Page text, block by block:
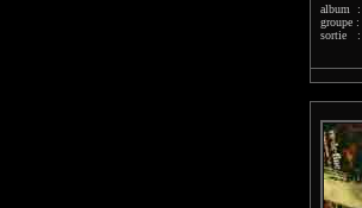
album :
groupe :
sortie :